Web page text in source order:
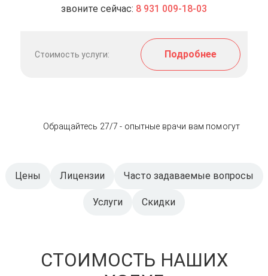
звоните сейчас: 8 931 009-18-03
Стоимость услуги: Подробнее
Обращайтесь 27/7 - опытные врачи вам помогут
Цены Лицензии Часто задаваемые вопросы
Услуги Скидки
СТОИМОСТЬ НАШИХ